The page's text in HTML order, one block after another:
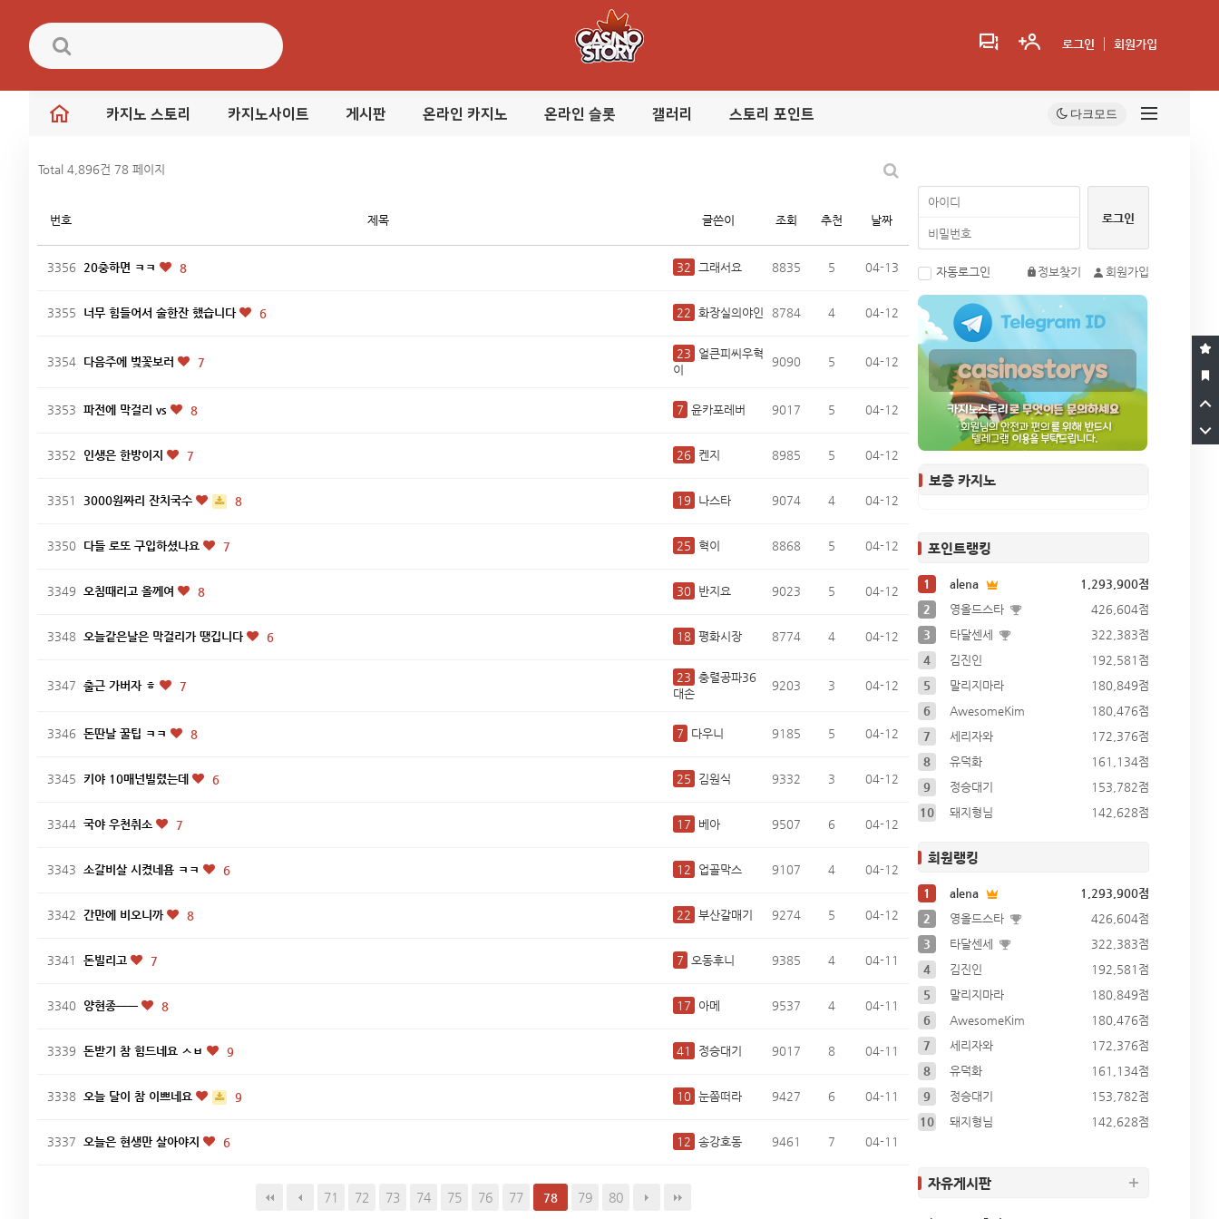
로그인 회원가입
카지노 스토리 카지노사이트 게시판 온라인 카지노 온라인 슬롯 갤러리 스토리 포인트
Total 4,896건 78 페이지
번호 제목 글쓴이 조회 추천 날짜
3356 20충하면 ㅋㅋ 8 32 그래서요 8835 5 04-13
3355 너무 힘들어서 술한잔 했습니다 6 22 화장실의야인 8784 4 04-12
3354 다음주에 벚꽃보러 7
23
얼큰피씨우혁
이
9090 5 04-12
3353 파전에 막걸리 vs 8 7 윤카포레버 9017 5 04-12
3352 인생은 한방이지 7 26 켄지 8985 5 04-12
3351 3000원짜리 잔치국수 8 19 나스타 9074 4 04-12
3350 다들 로또 구입하셨나요 7 25 혁이 8868 5 04-12
3349 오침때리고 올께여 8 30 반지요 9023 5 04-12
3348 오늘같은날은 막걸리가 땡깁니다 6 18 평화시장 8774 4 04-12
3347 출근 가버자 ㅎ 7
23 충렬공파36
대손
9203 3 04-12
3346 돈딴날 꿀팁 ㅋㅋ 8 7 다우니 9185 5 04-12
3345 키야 10매넌빌렸는데 6 25 김원식 9332 3 04-12
3344 국야 우천취소 7 17 베아 9507 6 04-12
3343 소갈비살 시켰네욤 ㅋㅋ 6 12 업골막스 9107 4 04-12
3342 간만에 비오니까 8 22 부산갈매기 9274 5 04-12
3341 돈빌리고 7 7 오동후니 9385 4 04-11
3340 양현종ㅡㅡ 8 17 아메 9537 4 04-11
3339 돈받기 참 힘드네요 ㅅㅂ 9 41 정승대기 9017 8 04-11
3338 오늘 달이 참 이쁘네요 9 10 눈쫌떠라 9427 6 04-11
3337 오늘은 현생만 살아야지 6 12 송강호동 9461 7 04-11
71 72 73 74 75 76 77 78 79 80
자동로그인 정보찾기 회원가입
보증 카지노
포인트랭킹
1 alena
1,293,900점
2
영올드스타
426,604점
3
타달센세
322,383점
4
김진인
192,581점
5
말리지마라
180,849점
6
AwesomeKim
180,476점
7
세리자와
172,376점
8
유덕화
161,134점
9
정승대기
153,782점
10
돼지형님 142,628점
회원랭킹
1 alena
1,293,900점
2
영올드스타
426,604점
3
타달센세
322,383점
4
김진인
192,581점
5
말리지마라
180,849점
6
AwesomeKim
180,476점
7
세리자와
172,376점
8
유덕화
161,134점
9
정승대기
153,782점
10
돼지형님 142,628점
자유게시판